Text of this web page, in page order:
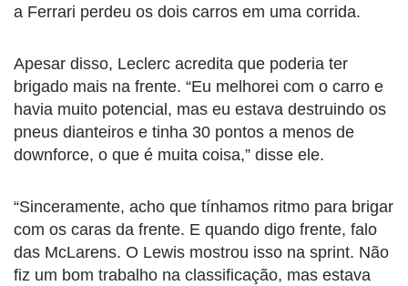
a Ferrari perdeu os dois carros em uma corrida.
Apesar disso, Leclerc acredita que poderia ter
brigado mais na frente. “Eu melhorei com o carro e
havia muito potencial, mas eu estava destruindo os
pneus dianteiros e tinha 30 pontos a menos de
downforce, o que é muita coisa,” disse ele.
“Sinceramente, acho que tínhamos ritmo para brigar
com os caras da frente. E quando digo frente, falo
das McLarens. O Lewis mostrou isso na sprint. Não
fiz um bom trabalho na classificação, mas estava